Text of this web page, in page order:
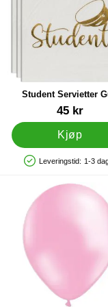
Student Servietter
Varenummer 27846
45 kr
Kjøp
Produkttilgjengelighet: På
Leveringstid: 1-3
favorittMerk metallic